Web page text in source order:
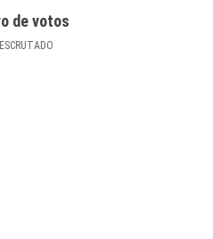
de votos
ESCRUTADO